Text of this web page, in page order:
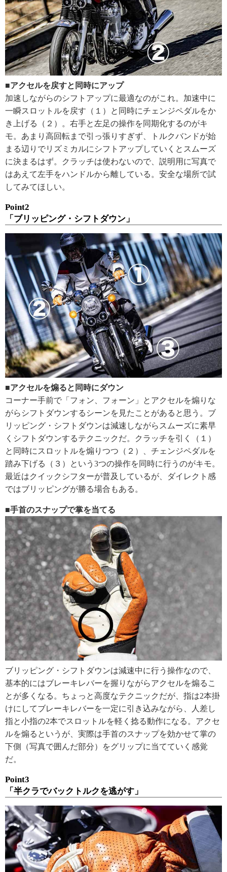
■アクセルを戻すと同時にアップ
加速しながらのシフトアップに最適なのがこれ。加速中に
一瞬スロットルを戻す（１）と同時にチェンジペダルをか
き上げる（２）。右手と左足の操作を同期化するのがキ
モ。あまり高回転まで引っ張りすぎず、トルクバンドが始
まる辺りでリズミカルにシフトアップしていくとスムーズ
に決まるはず。クラッチは使わないので、説明用に写真で
はあえて左手をハンドルから離している。安全な場所で試
してみてほしい。
Point2
「ブリッピング・シフトダウン」
■アクセルを煽ると同時にダウン
コーナー手前で「フォン、フォーン」とアクセルを煽りな
がらシフトダウンするシーンを見たことがあると思う。ブ
リッピング・シフトダウンは減速しながらスムーズに素早
くシフトダウンするテクニックだ。クラッチを引く（１）
と同時にスロットルを煽りつつ（２）、チェンジペダルを
踏み下げる（３）という3つの操作を同時に行うのがキモ。
最近はクイックシフターが普及しているが、ダイレクト感
ではブリッピングが勝る場合もある。
■手首のスナップで掌を当てる
ブリッピング・シフトダウンは減速中に行う操作なので、
基本的にはブレーキレバーを握りながらアクセルを煽るこ
とが多くなる。ちょっと高度なテクニックだが、指は2本掛
けにしてブレーキレバーを一定に引き込みながら、人差し
指と小指の2本でスロットルを軽く捻る動作になる。アクセ
ルを煽るというが、実際は手首のスナップを効かせて掌の
下側（写真で囲んだ部分）をグリップに当てていく感覚
だ。
Point3
「半クラでバックトルクを逃がす」